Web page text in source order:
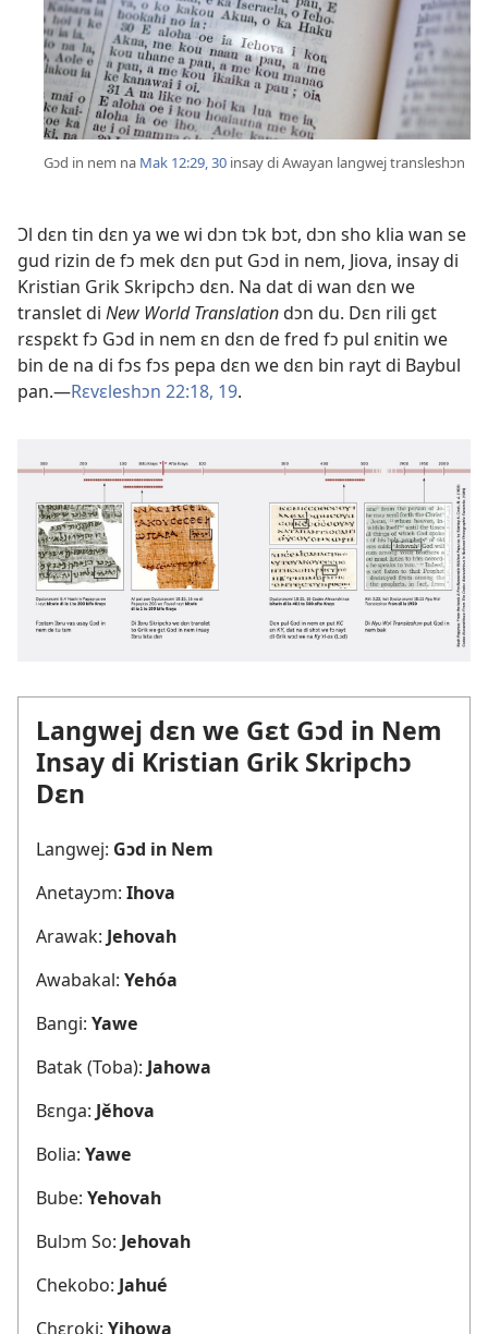
Gɔd in nem na Mak 12:29, 30 insay di Awayan langwej transleshɔn
Ɔl dɛn tin dɛn ya we wi dɔn tɔk bɔt, dɔn sho klia wan se
gud rizin de fɔ mek dɛn put Gɔd in nem, Jiova, insay di
Kristian Grik Skripchɔ dɛn. Na dat di wan dɛn we
translet di New World Translationdɔn du. Dɛn rili gɛt
rɛspɛkt fɔ Gɔd in nem ɛn dɛn de fred fɔ pul ɛnitin we
bin de na di fɔs fɔs pepa dɛn we dɛn bin rayt di Baybul
pan.—Rɛvɛleshɔn 22:18, 19.
Langwej dɛn we Gɛt Gɔd in Nem
Insay di Kristian Grik Skripchɔ
Dɛn
Langwej: Gɔd in Nem
Anetayɔm: Ihova
Arawak: Jehovah
Awabakal: Yehóa
Bangi: Yawe
Batak (Toba): Jahowa
Bɛnga: Jěhova
Bolia: Yawe
Bube: Yehovah
Bulɔm So: Jehovah
Chekobo: Jahué
Chɛroki: Yihowa